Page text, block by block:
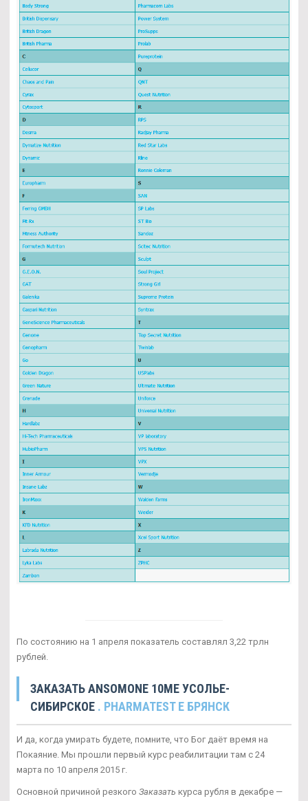
По состоянию на 1 апреля показатель составлял 3,22 трлн
рублей.
ЗАКАЗАТЬ ANSOMONE 10ME УСОЛЬЕ-
СИБИРСКОЕ . PHARMATEST E БРЯНСК
И да, когда умирать будете, помните, что Бог даёт время на
Покаяние. Мы прошли первый курс реабилитации там с 24
марта по 10 апреля 2015 г.
Основной причиной резкого Заказать курса рубля в декабре —